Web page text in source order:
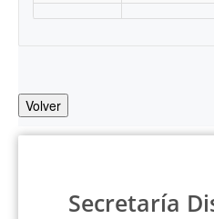
Volver
Secretaría